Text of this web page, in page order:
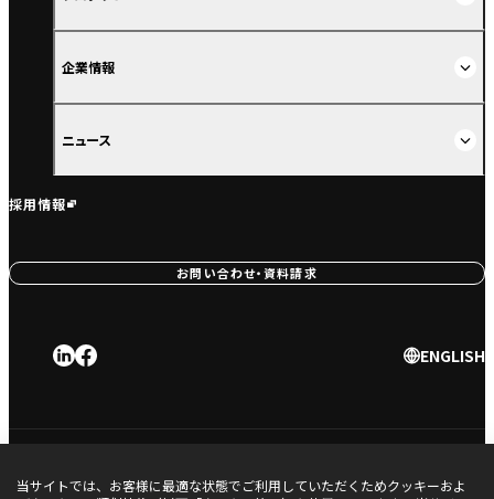
企業情報
ニュース
採用情報
お問い合わせ・資料請求
ENGLISH
プライバシーポリシー
当サイトでは、お客様に最適な状態でご利用していただくためクッキーおよ